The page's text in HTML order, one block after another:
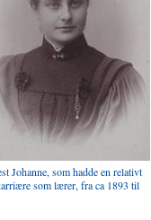
Johanne, som hadde en relativt
som lærer, fra ca 1893 til